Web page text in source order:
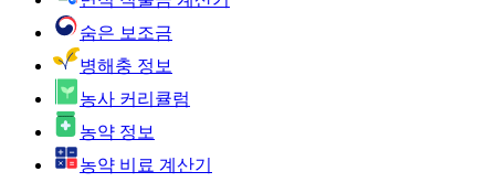
숨은 보조금
병해충 정보
농사 커리큘럼
농약 정보
농약 비료 계산기